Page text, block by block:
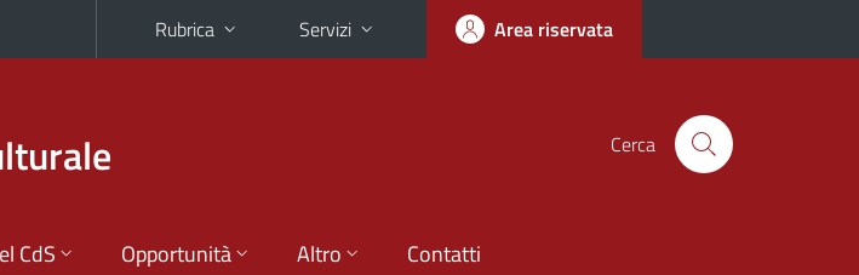
Rubrica Servizi Area riservata
Cerca
CdS Opportunità Altro Contatti